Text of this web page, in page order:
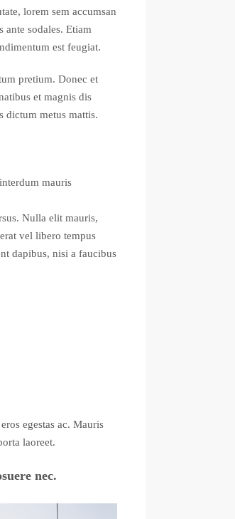
lorem sem accumsan
sodales. Etiam
est feugiat.
pretium. Donec et
et magnis dis
dictum metus mattis.
mauris
Nulla elit mauris,
vel libero tempus
dapibus, nisi a faucibus
egestas ac. Mauris
laoreet.
nec.